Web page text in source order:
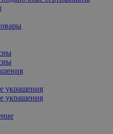
украшения
украшения